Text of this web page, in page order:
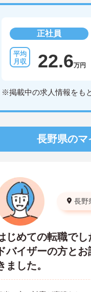
正社員
22.6万円
※掲載中の求人情報をも
長野県のマ
長野
じめての転職で
ドバイザーの方と
ました。